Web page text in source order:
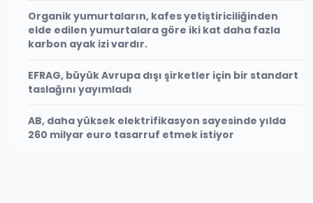
Organik yumurtaların, kafes yetiştiriciliğinden
elde edilen yumurtalara göre iki kat daha fazla
karbon ayak izi vardır.
EFRAG, büyük Avrupa dışı şirketler için bir standart
taslağını yayımladı
AB, daha yüksek elektrifikasyon sayesinde yılda
260 milyar euro tasarruf etmek istiyor